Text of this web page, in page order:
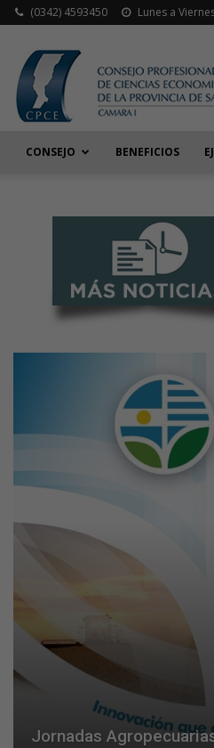
(0342) 4593450 Lunes a
CONSEJO BENEFICIOS
Jornadas